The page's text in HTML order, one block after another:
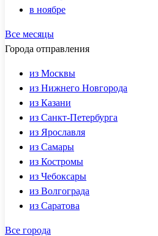
в ноябре
Все месяцы
Города отправления
из Москвы
из Нижнего Новгорода
из Казани
из Санкт-Петербурга
из Ярославля
из Самары
из Костромы
из Чебоксары
из Волгограда
из Саратова
Все города